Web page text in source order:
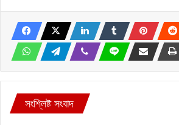
সংশ্লিষ্ট সংবাদ